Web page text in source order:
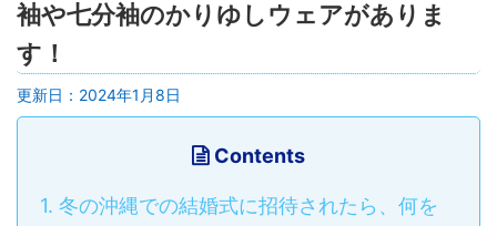
袖や七分袖のかりゆしウェアがありま
す！
更新日： 2024年1月8日
Contents
1. 冬の沖縄での結婚式に招待されたら、何を